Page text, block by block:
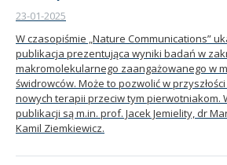
23-01-2025
W czasopiśmie „Nature Communications”
publikacja prezentująca wyniki badań w
makromolekularnego zaangażowanego w
świdrowców. Może to pozwolić w
nowych terapii przeciw tym pierwotniakom.
publikacji są m.in. prof. Jacek Jemielity, dr
Kamil Ziemkiewicz.